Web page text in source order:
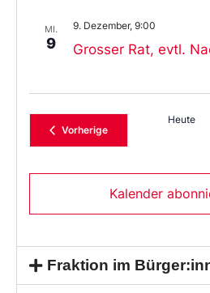
MI.
9 Grosser Rat, evtl.
9. Dezember, 9:00
VorherigeVeranstaltungen
Heute
Kalender
Fraktion im